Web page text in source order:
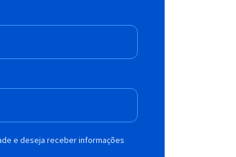
e deseja receber informações